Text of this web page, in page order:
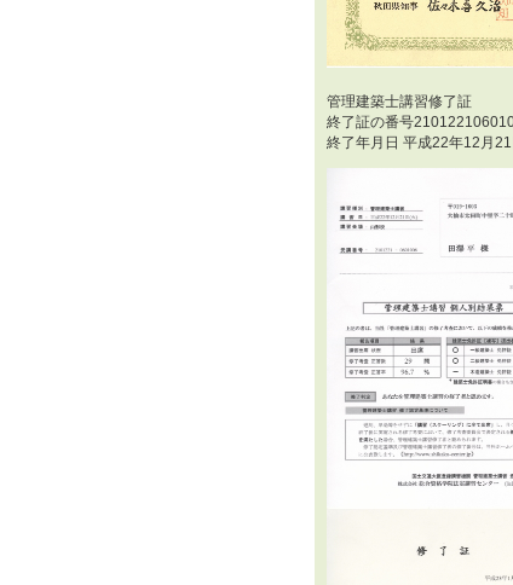
管理建築士講習修了証
終了証の番号
終了年月日 平成22年12月21